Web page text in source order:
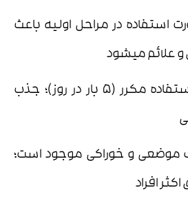
استفاده در مراحل اولیه باعث
علائم میشود
نیاز به استفاده مکرر (۵ بار در روز)؛ جذب
موضعی و خوراکی موجود است؛
افراد